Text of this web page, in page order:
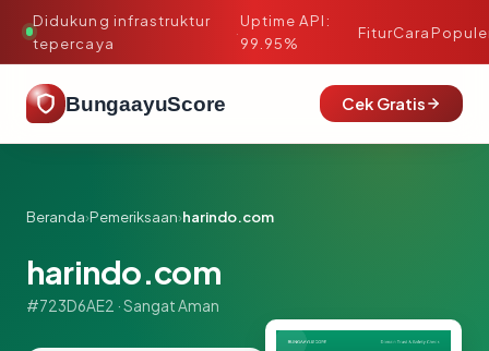
Didukung infrastruktur
tepercaya
·
Uptime API:
99.95%
FiturCara
BungaayuScore Cek Gratis
Beranda›Pemeriksaan›harindo.com
harindo.com
#723D6AE2 · Sangat Aman